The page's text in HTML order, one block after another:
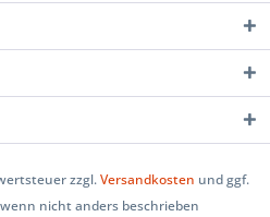
zzgl.Versandkosten und ggf.
nicht anders beschrieben